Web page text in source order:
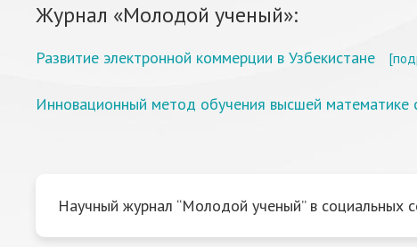
Журнал «Молодой ученый»:
Развитие электронной коммерции в Узбекистане
Инновационный метод обучения высшей
Научный журнал “Молодой ученый” в социальных